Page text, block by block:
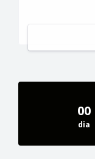
00
dia